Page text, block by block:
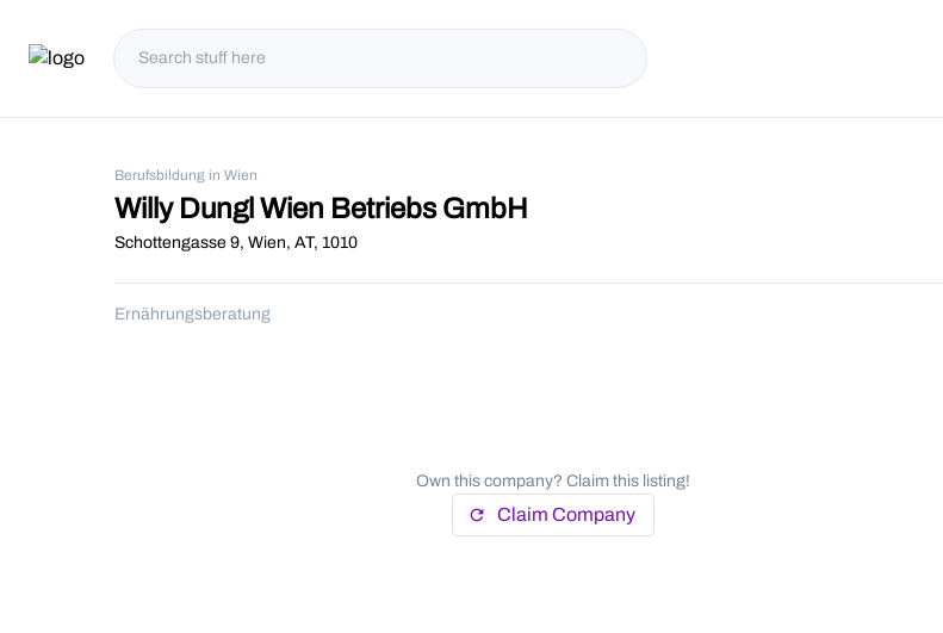
Berufsbildung in Wien
Willy Dungl Wien Betriebs GmbH
Schottengasse 9, Wien, AT, 1010
Ernährungsberatung
Own this company? Claim this listing!
refresh Claim Company